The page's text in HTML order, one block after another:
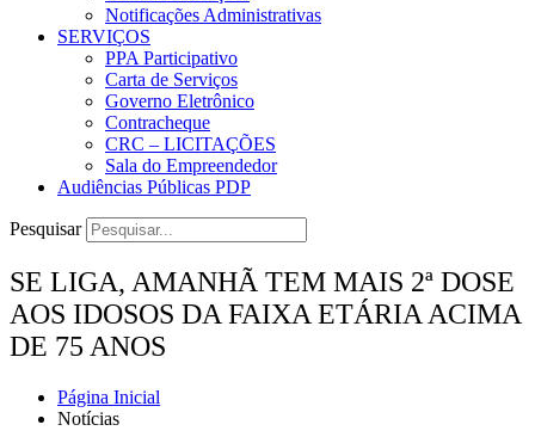
Notificações Administrativas
SERVIÇOS
PPA Participativo
Carta de Serviços
Governo Eletrônico
Contracheque
CRC – LICITAÇÕES
Sala do Empreendedor
Audiências Públicas PDP
Pesquisar
SE LIGA, AMANHÃ TEM MAIS 2ª DOSE
AOS IDOSOS DA FAIXA ETÁRIA ACIMA
DE 75 ANOS
Página Inicial
Notícias